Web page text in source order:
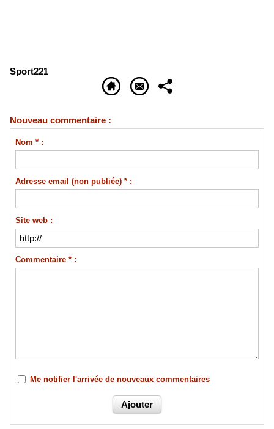
Sport221
Nouveau commentaire :
Nom * :
Adresse email (non publiée) * :
Site web :
Commentaire * :
Me notifier l'arrivée de nouveaux commentaires